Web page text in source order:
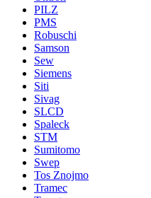
PILZ
PMS
Robuschi
Samson
Sew
Siemens
Siti
Sivag
SLCD
Spaleck
STM
Sumitomo
Swep
Tos Znojmo
Tramec